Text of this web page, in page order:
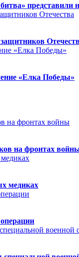
«Елка Победы»
на фронтах
медиках